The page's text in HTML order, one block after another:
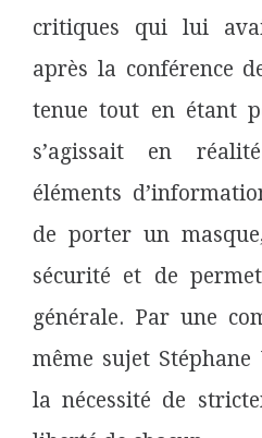
critiques qui lui
après la conférence
tenue tout en étant
s’agissait en
éléments
de porter un
sécurité et de
générale. Par une
même sujet
la nécessité de